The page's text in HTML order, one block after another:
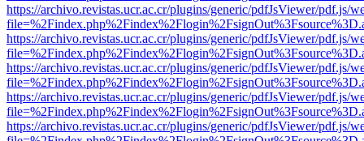
https://archivo.revistas.ucr.ac.cr/plugins/generic/pdfJsViewer/pdf.js/
https://archivo.revistas.ucr.ac.cr/plugins/generic/pdfJsViewer/pdf.js/
https://archivo.revistas.ucr.ac.cr/plugins/generic/pdfJsViewer/pdf.js/
https://archivo.revistas.ucr.ac.cr/plugins/generic/pdfJsViewer/pdf.js/
https://archivo.revistas.ucr.ac.cr/plugins/generic/pdfJsViewer/pdf.js/